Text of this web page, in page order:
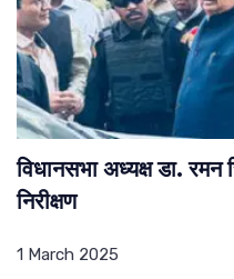
विधानसभा अध्यक्ष डा.
निरीक्षण
1 March 2025